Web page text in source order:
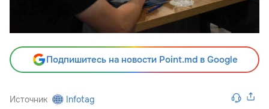
Подпишитесь на новости Point.md в Google
Источник Infotag